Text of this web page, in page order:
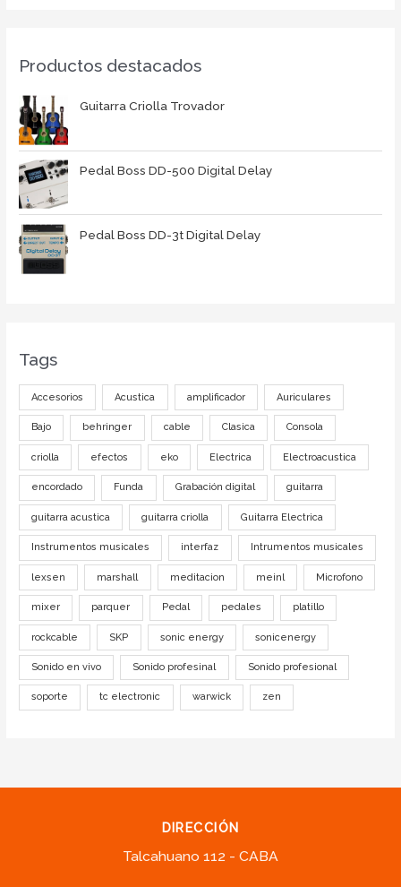
Productos destacados
Guitarra Criolla Trovador
Pedal Boss DD-500 Digital Delay
Pedal Boss DD-3t Digital Delay
Tags
Accesorios Acustica amplificador Auriculares
Bajo behringer cable Clasica Consola
criolla efectos eko Electrica Electroacustica
encordado Funda Grabación digital guitarra
guitarra acustica guitarra criolla Guitarra Electrica
Instrumentos musicales interfaz Intrumentos musicales
lexsen marshall meditacion meinl Microfono
mixer parquer Pedal pedales platillo
rockcable SKP sonic energy sonicenergy
Sonido en vivo Sonido profesinal Sonido profesional
soporte tc electronic warwick zen
DIRECCIÓN
Talcahuano 112 - CABA